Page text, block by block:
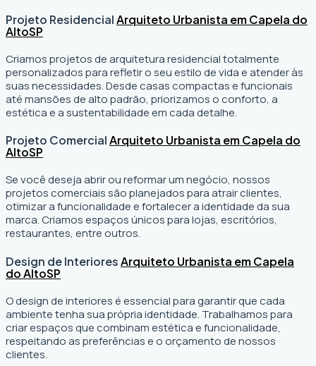
Projeto ResidencialArquiteto Urbanista em Capela do
AltoSP
Criamos projetos de arquitetura residencial totalmente
personalizados para refletir o seu estilo de vida e atender às
suas necessidades. Desde casas compactas e funcionais
até mansões de alto padrão, priorizamos o conforto, a
estética e a sustentabilidade em cada detalhe.
Projeto ComercialArquiteto Urbanista em Capela do
AltoSP
Se você deseja abrir ou reformar um negócio, nossos
projetos comerciais são planejados para atrair clientes,
otimizar a funcionalidade e fortalecer a identidade da sua
marca. Criamos espaços únicos para lojas, escritórios,
restaurantes, entre outros.
Design de InterioresArquiteto Urbanista em Capela
do AltoSP
O design de interiores é essencial para garantir que cada
ambiente tenha sua própria identidade. Trabalhamos para
criar espaços que combinam estética e funcionalidade,
respeitando as preferências e o orçamento de nossos
clientes.